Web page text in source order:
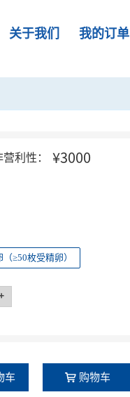
关于我们 我的订单
营利性： ¥3000
≥50枚受精卵）
车 购物车